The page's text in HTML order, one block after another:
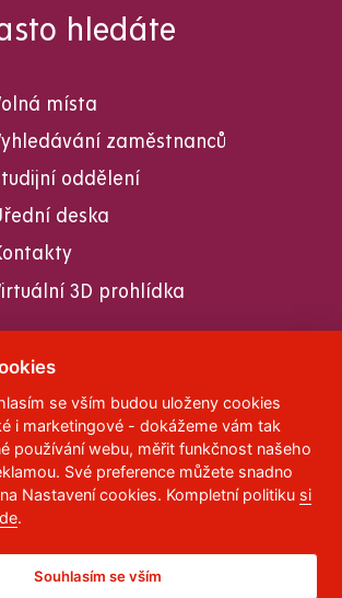
hledáte
místa
zaměstnanců
oddělení
deska
3D prohlídka
Pardubice,Studentská 95
2
111, 466 036 112, 466 036 113
,RSS
se vším budou uloženy cookies
i marketingové - dokážeme vám tak
používání webu, měřit funkčnost našeho
Své preference můžete snadno
Nastavení cookies. Kompletní politiku si
.
Souhlasím se vším